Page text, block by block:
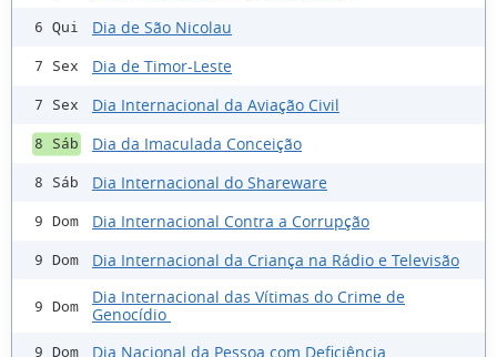
6 Qui Dia de São Nicolau
7 Sex Dia de Timor-Leste
7 Sex Dia Internacional da Aviação Civil
8 Sáb Dia da Imaculada Conceição
8 Sáb Dia Internacional do Shareware
9 Dom Dia Internacional Contra a Corrupção
9 Dom Dia Internacional da Criança na Rádio e Televisão
9 Dom
Dia Internacional das Vítimas do Crime de
Genocídio
9 Dom Dia Nacional da Pessoa com Deficiência